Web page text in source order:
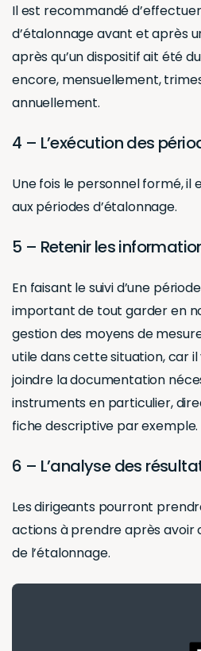
Il est recommandé
d’étalonnage avant et après
après qu’un dispositif ait été
encore, mensuellement,
annuellement.
4 – L’exécution des
Une fois le personnel formé,
aux périodes d’étalonnage.
5 – Retenir les
En faisant le suivi d’une
important de tout garder en
gestion des moyens de
utile dans cette situation, car
joindre la documentation
instruments en particulier,
fiche descriptive par exemple.
6 – L’analyse des
Les dirigeants pourront
actions à prendre après avoir
de l’étalonnage.